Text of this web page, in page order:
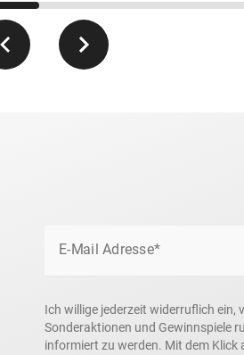
E-Mail Adresse*
Ich willige jederzeit widerruflich
Sonderaktionen und Gewinnspiele
informiert zu werden. Mit dem Klick